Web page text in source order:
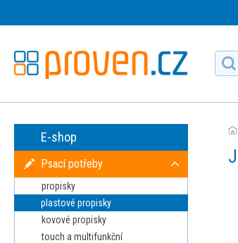
E-shop
Psací potřeby
propisky
plastové propisky
kovové propisky
touch a multifunkční